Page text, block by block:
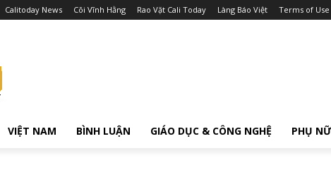
Calitoday News Cõi Vĩnh Hằng Rao Vặt Cali Today Làng Báo Việt Terms of Use
VIỆT NAM BÌNH LUẬN GIÁO DỤC & CÔNG NGHỆ PHỤ NỮ